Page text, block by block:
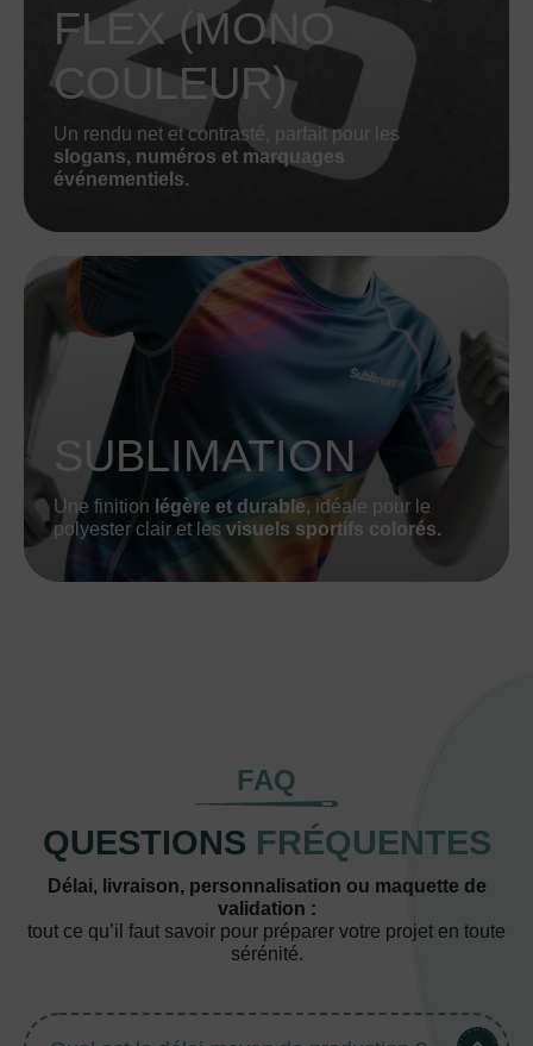
FLEX (MONO
COULEUR)
Un rendu net et contrasté, parfait pour les
slogans, numéros et marquages
événementiels.
SUBLIMATION
Une finition légère et durable, idéale pour le
polyester clair et les visuels sportifs colorés.
FAQ
QUESTIONS FRÉQUENTES
Délai, livraison, personnalisation ou maquette de
validation :
tout ce qu’il faut savoir pour préparer votre projet en toute
sérénité.